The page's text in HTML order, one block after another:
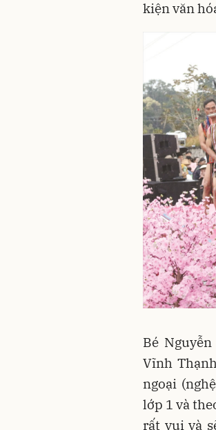
kiện văn
Bé
Vĩnh
ngoại
lớp 1 và
rất vui và